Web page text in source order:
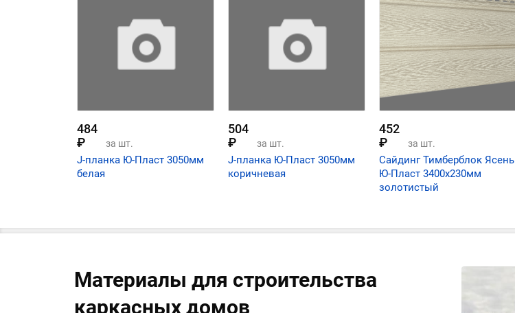
484
₽
за шт.
J-планка Ю-Пласт 3050мм
белая
504
₽
за шт.
J-планка Ю-Пласт 3050мм
коричневая
452
₽
за шт.
Сайдинг Тимберблок Ясень
Ю-Пласт 3400х230мм
золотистый
Материалы для строительства
каркасных домов